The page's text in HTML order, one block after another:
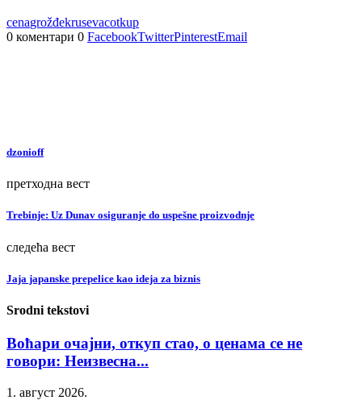
cenagrožđekrusevacotkup
0 коментари 0 FacebookTwitterPinterestEmail
dzonioff
претходна вест
Trebinje: Uz Dunav osiguranje do uspešne proizvodnje
следећа вест
Jaja japanske prepelice kao ideja za biznis
Srodni tekstovi
Воћари очајни, откуп стао, о ценама се не
говори: Неизвесна...
1. август 2026.